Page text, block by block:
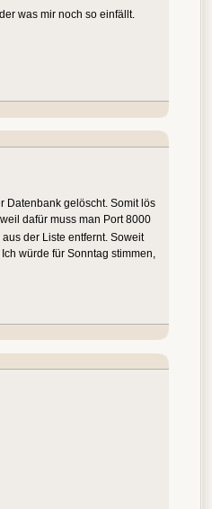
was mir noch so einfällt.
Datenbank gelöscht. Somit lös
dafür muss man Port 8000
der Liste entfernt. Soweit
würde für Sonntag stimmen,